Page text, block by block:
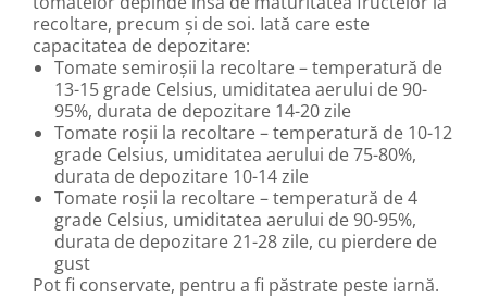
recoltare, precum și de soi. Iată care este
capacitatea de depozitare:
Tomate semiroșii la recoltare – temperatură de
13-15 grade Celsius, umiditatea aerului de 90-
95%, durata de depozitare 14-20 zile
Tomate roșii la recoltare – temperatură de 10-12
grade Celsius, umiditatea aerului de 75-80%,
durata de depozitare 10-14 zile
Tomate roșii la recoltare – temperatură de 4
grade Celsius, umiditatea aerului de 90-95%,
durata de depozitare 21-28 zile, cu pierdere de
gust
Pot fi conservate, pentru a fi păstrate peste iarnă.